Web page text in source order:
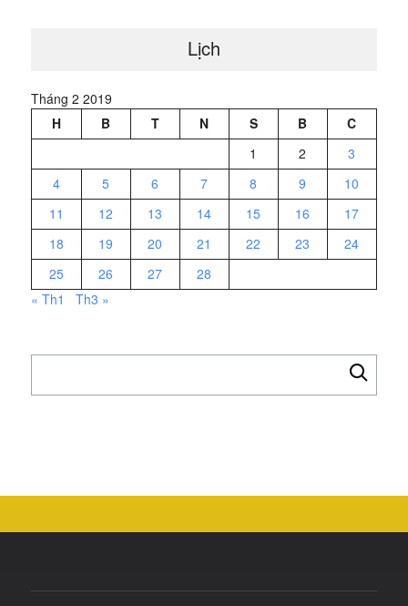
Lịch
Tháng 2 2019
H
B T N S B
C
1
2
3
4
5 6 7 8 9
10
11
12 13 14 15 16
17
18
19 20 21 22 23
24
25
26 27
28
« Th1
Th3 »
cho: